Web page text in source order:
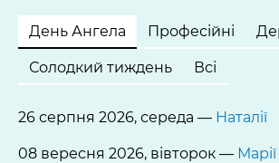
День Ангела Професійні
Солодкий тиждень Всі
26 серпня 2026, середа — Наталії
08 вересня 2026, вівторок — Марії